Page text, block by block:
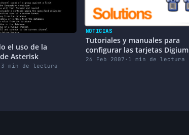
el uso de la
Asterisk
3 min de lectura
NOTICIAS
Tutoriales y manuales para
configurar las tarjetas Digium
26 Feb 2007 · 1 min de lectura